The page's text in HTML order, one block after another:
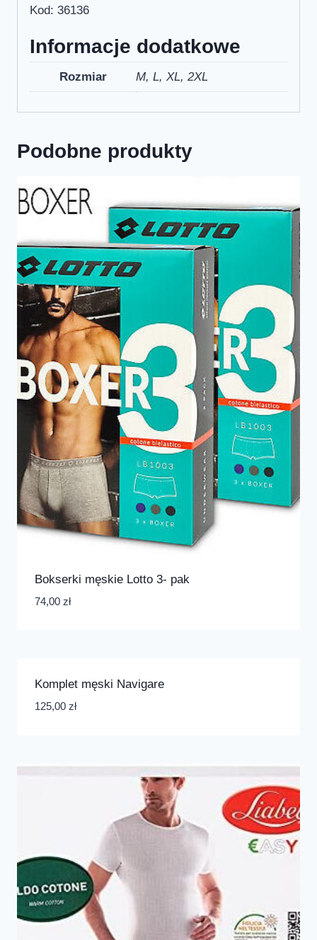
Kod: 36136
Informacje dodatkowe
Rozmiar M, L, XL, 2XL
Podobne produkty
Bokserki męskie Lotto 3- pak
74,00 zł
Komplet męski Navigare
125,00 zł